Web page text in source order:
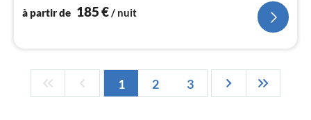
à partir de 185€/ nuit
1 2 3